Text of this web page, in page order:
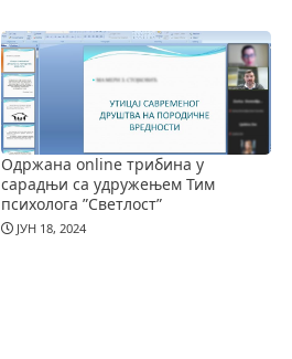
Одржана online трибина у
сарадњи са удружењем Тим
психолога ”Светлост”
ЈУН 18, 2024